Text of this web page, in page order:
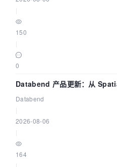
150
0
Databend 产品更新：从
Databend
2026-08-06
164